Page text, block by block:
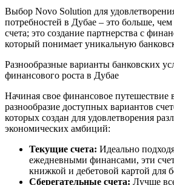
Выбор Novo Solution для
потребностей в Дубае – это больше,
счета; это создание партнерства с
который понимает уникальную
Разнообразные варианты банковских
финансового роста в Дубае
Начиная свое финансовое путешествие
разнообразие доступных вариантов
которых создан для удовлетворения
экономических амбиций:
Текущие счета: Идеально
ежедневными финансами, эти
книжкой и дебетовой картой для
Сберегательные счета: Лучше